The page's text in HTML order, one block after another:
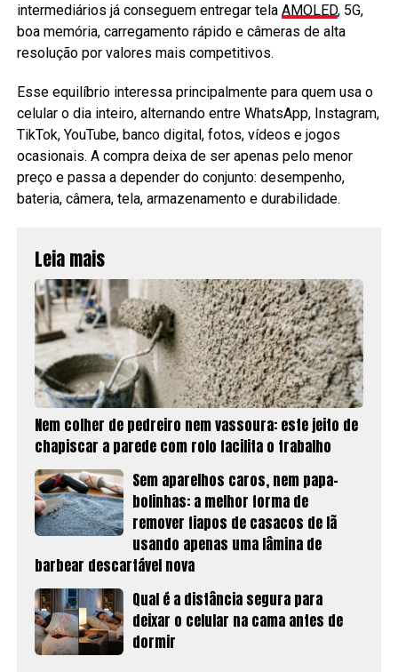
intermediários já conseguem entregar tela AMOLED, 5G,
boa memória, carregamento rápido e câmeras de alta
resolução por valores mais competitivos.
Esse equilíbrio interessa principalmente para quem usa o
celular o dia inteiro, alternando entre WhatsApp, Instagram,
TikTok, YouTube, banco digital, fotos, vídeos e jogos
ocasionais. A compra deixa de ser apenas pelo menor
preço e passa a depender do conjunto: desempenho,
bateria, câmera, tela, armazenamento e durabilidade.
Leia mais
Nem colher de pedreiro nem vassoura: este jeito de
chapiscar a parede com rolo facilita o trabalho
Sem aparelhos caros, nem papa-
bolinhas: a melhor forma de
remover fiapos de casacos de lã
usando apenas uma lâmina de
barbear descartável nova
Qual é a distância segura para
deixar o celular na cama antes de
dormir